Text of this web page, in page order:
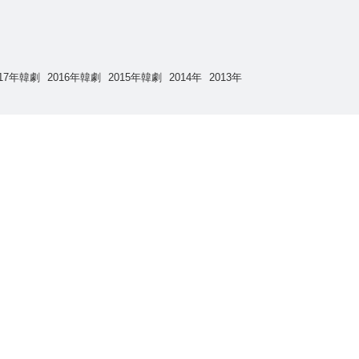
年韓劇 2016年韓劇 2015年韓劇 2014年
2013年